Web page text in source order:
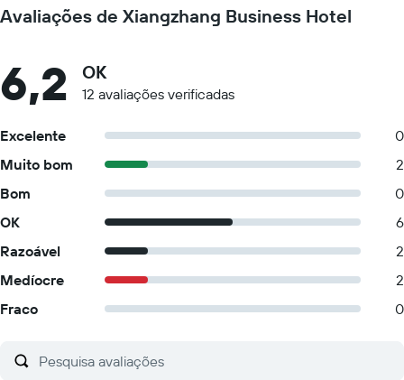
Avaliações de Xiangzhang Business Hotel
6,2 OK
12 avaliações verificadas
Excelente
0
Muito bom
2
Bom
0
OK
6
Razoável
2
Medíocre
2
Fraco
0